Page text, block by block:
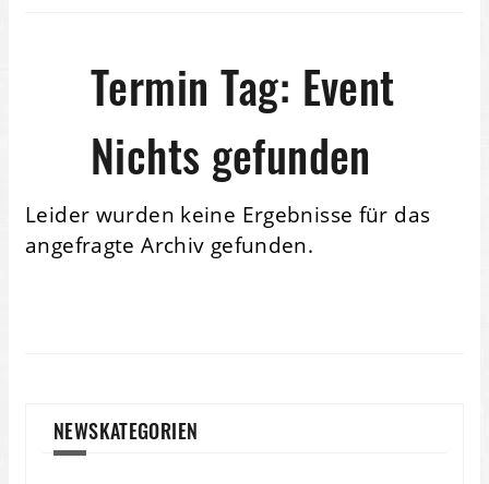
Termin Tag: Event
Nichts gefunden
Leider wurden keine Ergebnisse für das
angefragte Archiv gefunden.
NEWSKATEGORIEN